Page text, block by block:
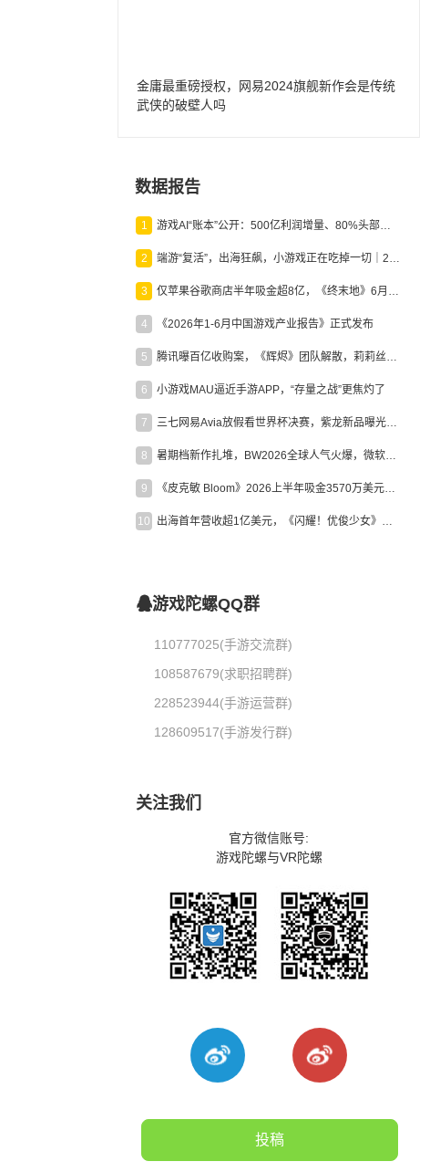
金庸最重磅授权，网易2024旗舰新作会是传统
武侠的破壁人吗
数据报告
1 游戏AI“账本”公开：500亿利润增量、80%头部入局，谁在闷声发财？
2 端游“复活”，出海狂飙，小游戏正在吃掉一切｜2026上半年产业报告
3 仅苹果谷歌商店半年吸金超8亿，《终末地》6月份收入显著回暖
4 《2026年1-6月中国游戏产业报告》正式发布
5 腾讯曝百亿收购案，《辉烬》团队解散，莉莉丝新作曝光｜陀螺周报
6 小游戏MAU逼近手游APP，“存量之战”更焦灼了
7 三七网易Avia放假看世界杯决赛，紫龙新品曝光，米哈游新作上线 | 陀螺周报
8 暑期档新作扎堆，BW2026全球人气火爆，微软XBOX大裁员|陀螺周报
9 《皮克敏 Bloom》2026上半年吸金3570万美元，中国台湾成最大市场
10 出海首年营收超1亿美元，《闪耀！优俊少女》美国市场占比达七成
游戏陀螺QQ群
110777025(手游交流群)
108587679(求职招聘群)
228523944(手游运营群)
128609517(手游发行群)
关注我们
官方微信账号:
游戏陀螺与VR陀螺
投稿